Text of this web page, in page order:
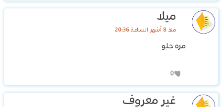
ميلا
منذ 8 أشهر الساعة 20:36
مره حلو
0
غير معروف